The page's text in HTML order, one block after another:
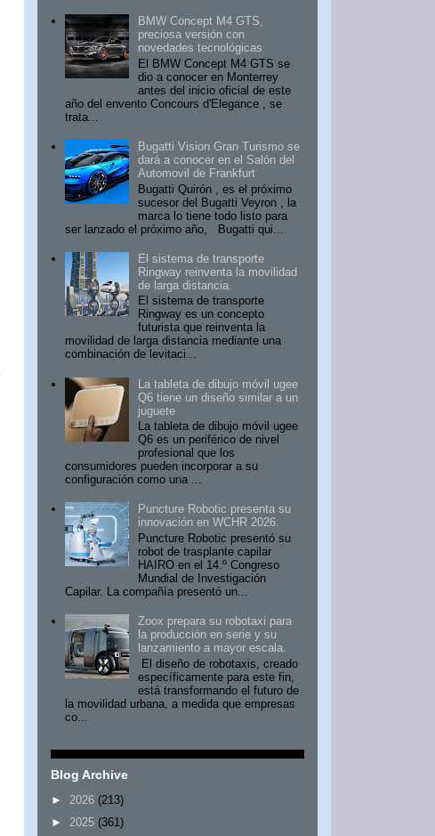
BMW Concept M4 GTS,
preciosa versión con
novedades tecnológicas
El BMW Concept M4 GTS se
dio a conocer en Monterrey
antes del inicio oficial de este
año del envento Concours d'Elegance , se
trata...
Bugatti Vision Gran Turismo se
dará a conocer en el Salón del
Automovil de Frankfurt
Bugatti Quirón , es el próximo
sucesor del Bugatti Veyron , la
marca lo tiene todo listo para
ser lanzado el próximo año, Bugatti qui...
El sistema de transporte
Ringway reinventa la movilidad
de larga distancia.
El sistema de transporte
Ringway es un concepto
futurista que reinventa la
movilidad de larga distancia mediante una
combinación de levitaci...
La tableta de dibujo móvil ugee
Q6 tiene un diseño similar a un
juguete
La tableta de dibujo móvil ugee
Q6 es un periférico de nivel
profesional que los
consumidores pueden incorporar a su
configuración como una ...
Puncture Robotic presenta su
innovación en WCHR 2026.
Puncture Robotic presentó su
robot de trasplante capilar
HAIRO en el 14.º Congreso
Mundial de Investigación
Capilar. La compañía presentó un...
Zoox prepara su robotaxi para
la producción en serie y su
lanzamiento a mayor escala.
El diseño de robotaxis, creado
específicamente para este fin,
está transformando el futuro de
la movilidad urbana, a medida que empresas
co...
Blog Archive
► 2026 (213)
► 2025 (361)